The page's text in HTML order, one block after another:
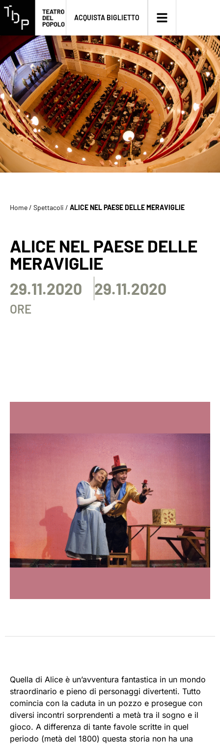
ACQUISTA BIGLIETTO
Home/ Spettacoli / ALICE NEL PAESE DELLE MERAVIGLIE
ALICE NEL PAESE DELLE
MERAVIGLIE
29.11.2020 29.11.2020
ORE
Quella di Alice è un’avventura fantastica in un mondo
straordinario e pieno di personaggi divertenti. Tutto
comincia con la caduta in un pozzo e prosegue con
diversi incontri sorprendenti a metà tra il sogno e il
gioco. A differenza di tante favole scritte in quel
periodo (metà del 1800) questa storia non ha una